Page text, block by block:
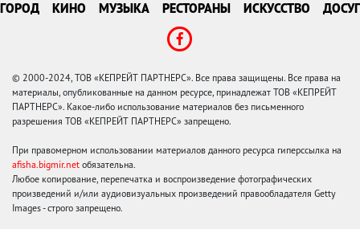
ГОРОД КИНО МУЗЫКА РЕСТОРАНЫ ИСКУССТВО ДОСУГ
© 2000-2024, ТОВ «КЕПРЕЙТ ПАРТНЕРС». Все права защищены. Все права на
материалы, опубликованные на данном ресурсе, принадлежат ТОВ «КЕПРЕЙТ
ПАРТНЕРС». Какое-либо использование материалов без письменного
разрешения ТОВ «КЕПРЕЙТ ПАРТНЕРС» запрещено.
При правомерном использовании материалов данного ресурса гиперссылка на
afisha.bigmir.net обязательна.
Любое копирование, перепечатка и воспроизведение фотографических
произведений и/или аудиовизуальных произведений правообладателя Getty
Images - строго запрещено.